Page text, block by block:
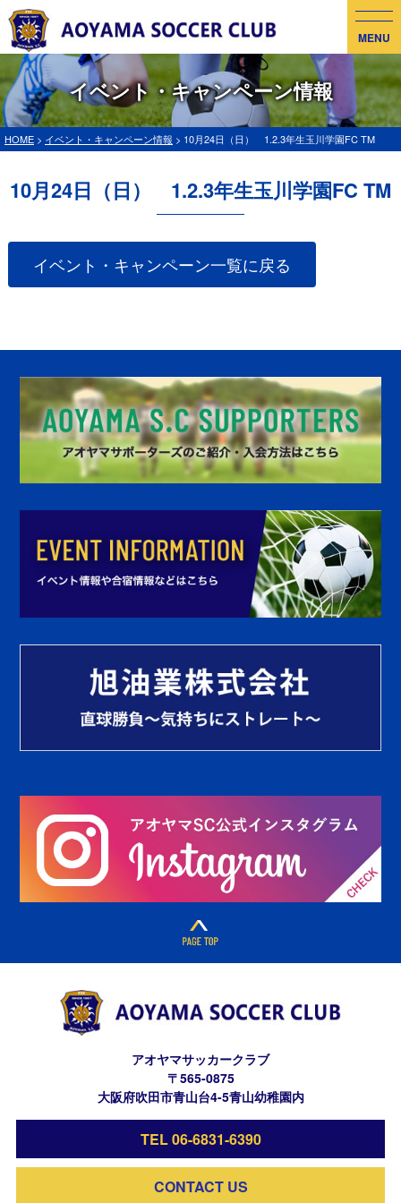
MENU
イベント・キャンペーン情報
HOME > イベント・キャンペーン情報 > 10月24日（日） 1.2.3年生玉川学園FC TM
10月24日（日） 1.2.3年生玉川学園FC TM
イベント・キャンペーン一覧に戻る
アオヤマサッカークラブ
〒565-0875
大阪府吹田市青山台4-5青山幼稚園内
TEL 06-6831-6390
CONTACT US